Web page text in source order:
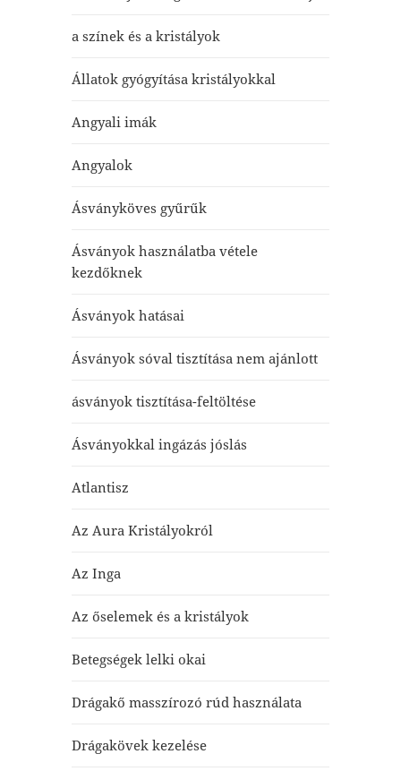
a színek és a kristályok
Állatok gyógyítása kristályokkal
Angyali imák
Angyalok
Ásványköves gyűrűk
Ásványok használatba vétele
kezdőknek
Ásványok hatásai
Ásványok sóval tisztítása nem ajánlott
ásványok tisztítása-feltöltése
Ásványokkal ingázás jóslás
Atlantisz
Az Aura Kristályokról
Az Inga
Az őselemek és a kristályok
Betegségek lelki okai
Drágakő masszírozó rúd használata
Drágakövek kezelése